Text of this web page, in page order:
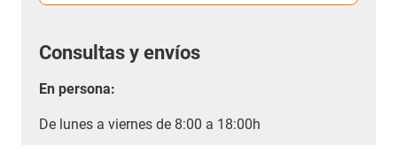
Consultas y envíos
En persona:
De lunes a viernes de 8:00 a 18:00h